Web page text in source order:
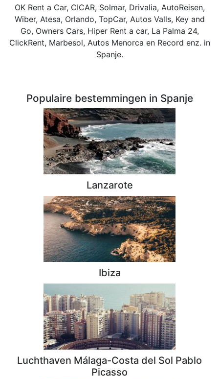
OK Rent a Car, CICAR, Solmar, Drivalia, AutoReisen,
Wiber, Atesa, Orlando, TopCar, Autos Valls, Key and
Go, Owners Cars, Hiper Rent a car, La Palma 24,
ClickRent, Marbesol, Autos Menorca en Record enz. in
Spanje.
Populaire bestemmingen in Spanje
Lanzarote
Ibiza
Luchthaven Málaga-Costa del Sol Pablo
Picasso